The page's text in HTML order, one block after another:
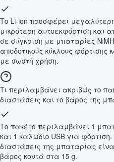
Το Li-ion προσφέρει
μικρότερη αυτοεκφόρτιση και
σε σύγκριση με μπαταρίες
αποδοτικούς κύκλους
με σωστή χρήση.
Τι περιλαμβάνει ακριβώς το
διαστάσεις και το βάρος της
Το πακέτο περιλαμβάνει 1
και 1 καλώδιο USB για
διαστάσεις της μπαταρίας
βάρος κοντά στα 15 g.